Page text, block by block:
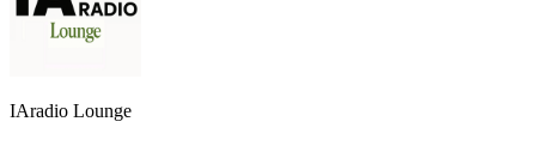
IAradio Lounge